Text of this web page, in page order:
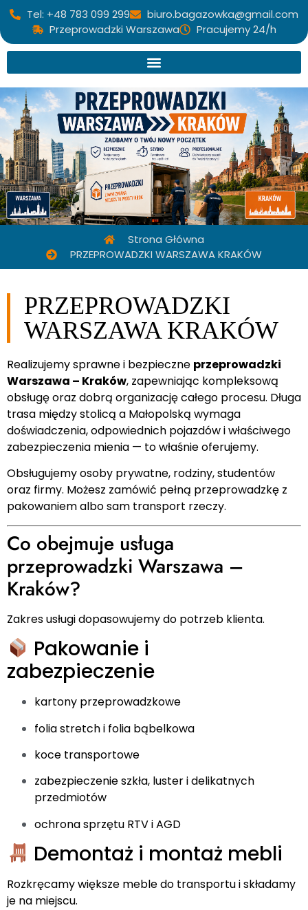
Tel: +48 783 099 299
biuro.bagazowka@gmail.com
Przeprowadzki Warszawa
Pracujemy 24/h
Strona Główna
PRZEPROWADZKI WARSZAWA KRAKÓW
PRZEPROWADZKI
WARSZAWA KRAKÓW
Realizujemy sprawne i bezpieczne przeprowadzki
Warszawa – Kraków, zapewniając kompleksową
obsługę oraz dobrą organizację całego procesu. Długa
trasa między stolicą a Małopolską wymaga
doświadczenia, odpowiednich pojazdów i właściwego
zabezpieczenia mienia — to właśnie oferujemy.
Obsługujemy osoby prywatne, rodziny, studentów
oraz firmy. Możesz zamówić pełną przeprowadzkę z
pakowaniem albo sam transport rzeczy.
Co obejmuje usługa
przeprowadzki Warszawa –
Kraków?
Zakres usługi dopasowujemy do potrzeb klienta.
Pakowanie i
zabezpieczenie
kartony przeprowadzkowe
folia stretch i folia bąbelkowa
koce transportowe
zabezpieczenie szkła, luster i delikatnych
przedmiotów
ochrona sprzętu RTV i AGD
Demontaż i montaż mebli
Rozkręcamy większe meble do transportu i składamy
je na miejscu.